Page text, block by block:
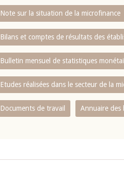
Note sur la situation de la microfinance
Bilans et comptes de résultats des
Bulletin mensuel de statistiques
Etudes réalisées dans le secteur de la
Documents de travail Annuaire des